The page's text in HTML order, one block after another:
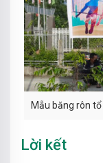
Mẫu băng rôn
Lời kết